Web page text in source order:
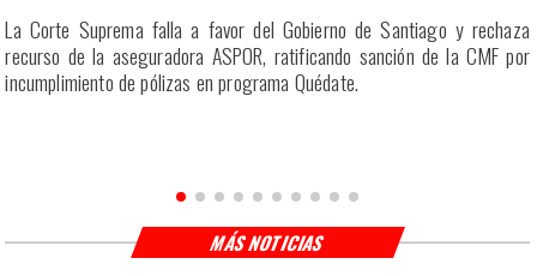
La Corte Suprema falla a favor del Gobierno de Santiago y rechaza
recurso de la aseguradora ASPOR, ratificando sanción de la CMF por
incumplimiento de pólizas en programa Quédate.
MÁS NOTICIAS